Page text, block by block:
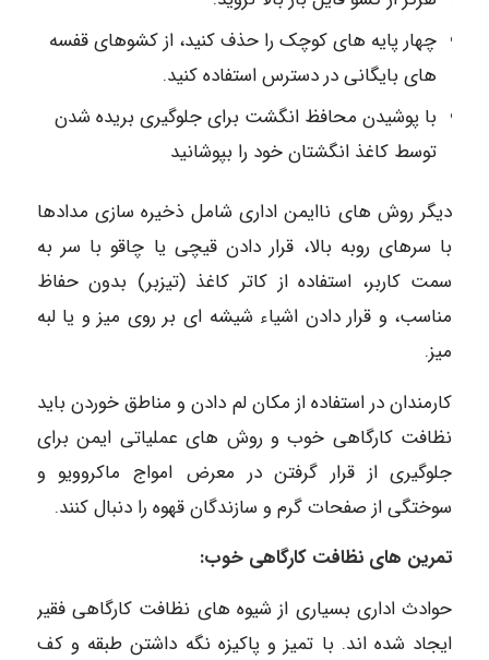
چهار پایه های کوچک را حذف کنید، از کشوهای قفسه
های بایگانی در دسترس استفاده کنید.
با پوشیدن محافظ انگشت برای جلوگیری بریده شدن
توسط کاغذ انگشتان خود را بپوشانید
دیگر روش های ناایمن اداری شامل ذخیره سازی مدادها
با سرهای روبه بالا، قرار دادن قیچی یا چاقو با سر به
سمت کاربر، استفاده از کاتر کاغذ (تیزبر) بدون حفاظ
مناسب، و قرار دادن اشیاء شیشه ای بر روی میز و یا لبه
میز.
کارمندان در استفاده از مکان لم دادن و مناطق خوردن باید
نظافت کارگاهی خوب و روش های عملیاتی ایمن برای
جلوگیری از قرار گرفتن در معرض امواج ماکروویو و
سوختگی از صفحات گرم و سازندگان قهوه را دنبال کنند.
تمرین های نظافت کارگاهی خوب:
حوادث اداری بسیاری از شیوه های نظافت کارگاهی فقیر
ایجاد شده اند. با تمیز و پاکیزه نگه داشتن طبقه و کف